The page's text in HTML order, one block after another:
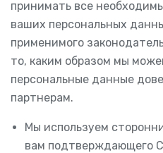
принимать все
ваших персональных
применимого
то, каким образом мы
персональные данные
партнерам.
Мы используем
вам подтверждающего